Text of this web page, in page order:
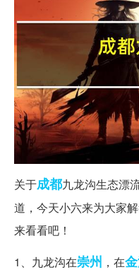
关于成都九龙沟生态漂
道，今天小六来为大家
来看看吧！
1、九龙沟在崇州 ，在